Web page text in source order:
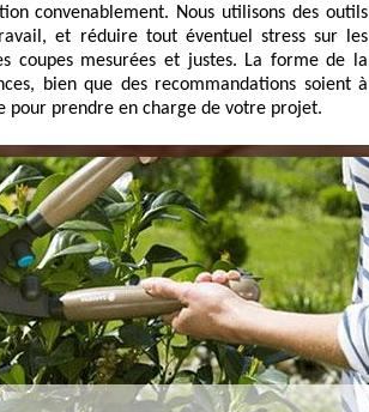
convenablement. Nous utilisons des outils
et réduire tout éventuel stress sur les
coupes mesurées et justes. La forme de la
bien que des recommandations soient à
pour prendre en charge de votre projet.